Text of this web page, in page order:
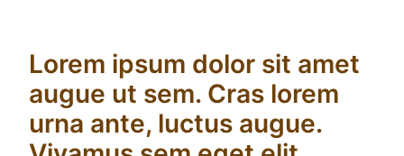
Lorem ipsum dolor sit amet
augue ut sem. Cras lorem
urna ante, luctus augue.